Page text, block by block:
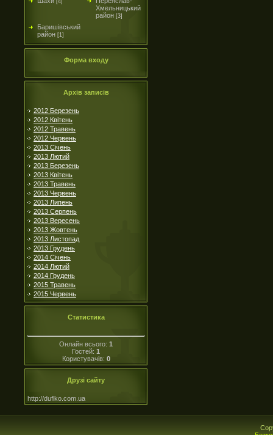
[4]
Хмельницький
район [3]
Баришівський
район [1]
Форма входу
Архів записів
2012 Березень
2012 Квітень
2012 Травень
2012 Червень
2013 Січень
2013 Лютий
2013 Березень
2013 Квітень
2013 Травень
2013 Червень
2013 Липень
2013 Серпень
2013 Вересень
2013 Жовтень
2013 Листопад
2013 Грудень
2014 Січень
2014 Лютий
2014 Грудень
2015 Травень
2015 Червень
Статистика
Онлайн всього: 1
Гостей: 1
Користувачів: 0
Друзі сайту
http://duflko.com.ua